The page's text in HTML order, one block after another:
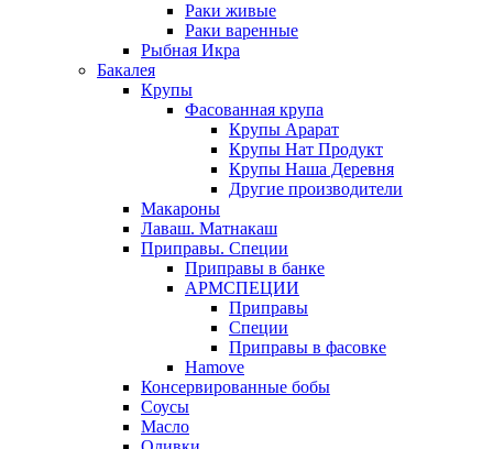
Раки живые
Раки варенные
Рыбная Икра
Бакалея
Крупы
Фасованная крупа
Крупы Арарат
Крупы Нат Продукт
Крупы Наша Деревня
Другие производители
Макароны
Лаваш. Матнакаш
Приправы. Специи
Приправы в банке
АРМСПЕЦИИ
Приправы
Специи
Приправы в фасовке
Hamove
Консервированные бобы
Соусы
Масло